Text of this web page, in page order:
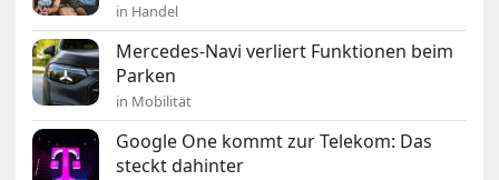
in Handel
Mercedes-Navi verliert Funktionen beim
Parken
in Mobilität
Google One kommt zur Telekom: Das
steckt dahinter